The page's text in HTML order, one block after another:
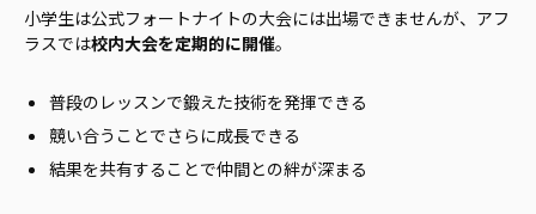
小学生は公式フォートナイトの大会には出場できませんが、アフ
ラスでは校内大会を定期的に開催。
普段のレッスンで鍛えた技術を発揮できる
競い合うことでさらに成長できる
結果を共有することで仲間との絆が深まる